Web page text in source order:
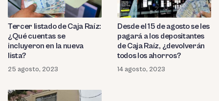
Tercer listado de Caja Raíz:
¿Qué cuentas se
incluyeron en la nueva
lista?
25 agosto, 2023
Desde el 15 de agosto se les
pagará a los depositantes
de Caja Raíz, ¿devolverán
todos los ahorros?
14 agosto, 2023